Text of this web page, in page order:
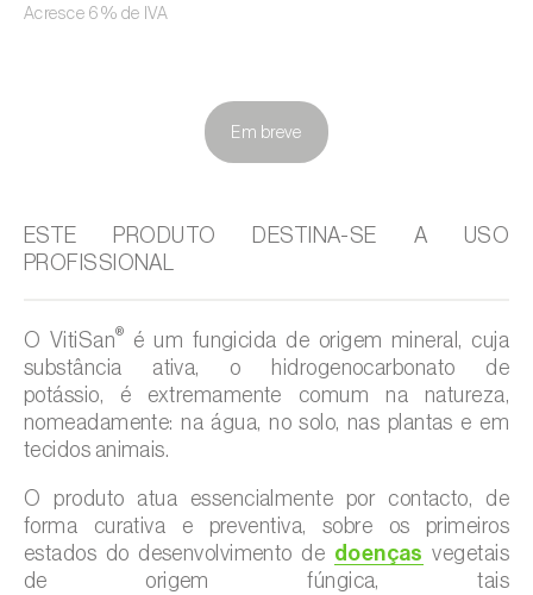
Acresce 6% de IVA
Em breve
ESTE PRODUTO DESTINA-SE A USO
PROFISSIONAL
O VitiSan® é um fungicida de origem mineral, cuja
substância ativa, o hidrogenocarbonato de
potássio, é extremamente comum na natureza,
nomeadamente: na água, no solo, nas plantas e em
tecidos animais.
O produto atua essencialmente por contacto, de
forma curativa e preventiva, sobre os primeiros
estados do desenvolvimento de doenças vegetais
de origem fúngica, tais